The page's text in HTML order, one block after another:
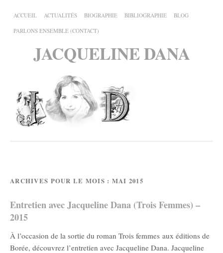
ACCUEIL ACTUALITÉS BIOGRAPHIE BIBLIOGRAPHIE BLOG
PARLONS ENSEMBLE (CONTACT)
JACQUELINE DANA
ARCHIVES POUR LE MOIS : MAI 2015
Entretien avec Jacqueline Dana (Trois Femmes) –
2015
À l’occasion de la sortie du roman Trois femmes aux éditions de
Borée, découvrez l’entretien avec Jacqueline Dana. Jacqueline